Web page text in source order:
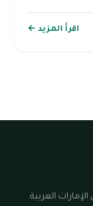
اقرأ المزيد ←
العربية